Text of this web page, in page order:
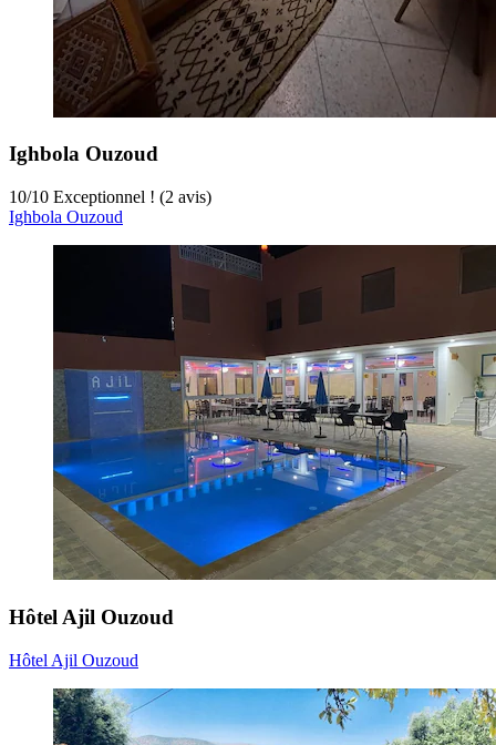
Ighbola Ouzoud
10/10 Exceptionnel ! (2 avis)
Ighbola Ouzoud
Hôtel Ajil Ouzoud
Hôtel Ajil Ouzoud